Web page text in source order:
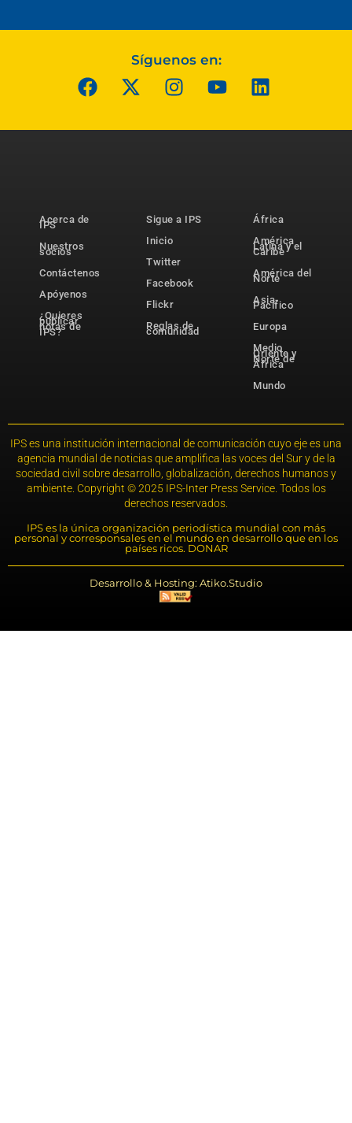
Síguenos en:
Acerca de
IPS
Nuestros
socios
Contáctenos
Apóyenos
¿Quieres
publicar
notas de
IPS?
Sigue a IPS
Inicio
Twitter
Facebook
Flickr
Reglas de
comunidad
África
América
Latina y el
Caribe
América del
Norte
Asia-
Pacífico
Europa
Medio
Oriente y
Norte de
África
Mundo
IPS es una institución internacional de comunicación cuyo eje es una
agencia mundial de noticias que amplifica las voces del Sur y de la
sociedad civil sobre desarrollo, globalización, derechos humanos y
ambiente. Copyright © 2025 IPS-Inter Press Service. Todos los
derechos reservados.
IPS es la única organización periodística mundial con más
personal y corresponsales en el mundo en desarrollo que en los
países ricos. DONAR
Desarrollo & Hosting: Atiko.Studio